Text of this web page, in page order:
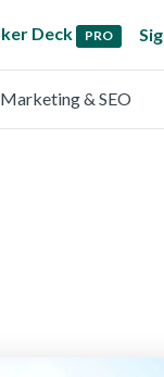
Deck PRO
Marketing & SEO